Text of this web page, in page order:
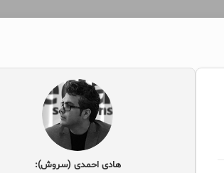
هادی احمدی (سروش):